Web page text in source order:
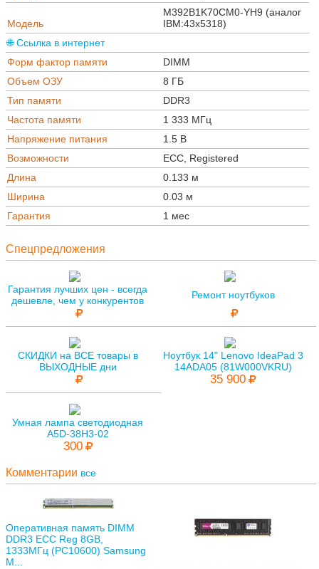
Модель
M392B1K70CM0-YH9 (аналог
IBM:43x5318)
🌐 Ссылка в интернет
Форм фактор памяти
DIMM
Объем ОЗУ
8 ГБ
Тип памяти
DDR3
Частота памяти
1 333 МГц
Напряжение питания
1.5 В
Возможности
ECC, Registered
Длина
0.133 м
Ширина
0.03 м
Гарантия
1 мес
Спецпредложения
Гарантия лучших цен - всегда
дешевле, чем у конкурентов
Ремонт ноутбуков
СКИДКИ на ВСЕ товары в
ВЫХОДНЫЕ дни
Ноутбук 14" Lenovo IdeaPad 3
14ADA05 (81W000VKRU)
35 900
Умная лампа светодиодная
A5D-38H3-02
300
Комментарии все
Оперативная память DIMM
DDR3 ECC Reg 8GB,
1333МГц (PC10600) Samsung
M...